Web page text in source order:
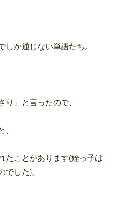
しか通じない単語たち。
り」と言ったので、
、
たことがあります(姪っ子は
でした)。